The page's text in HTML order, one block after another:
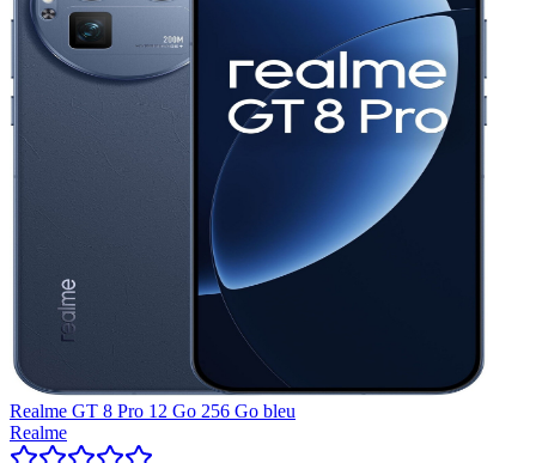
Realme GT 8 Pro 12 Go 256 Go bleu
Realme